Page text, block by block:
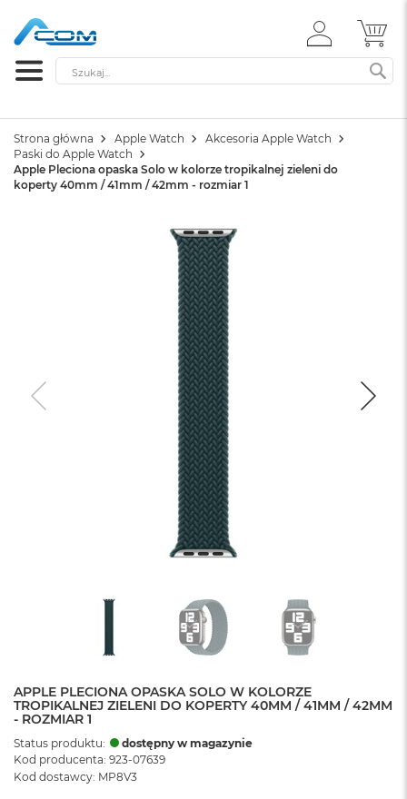
ZALOGUJ
SIĘ
Szukaj
Strona główna Apple Watch
Akcesoria Apple Watch
Paski do Apple Watch
Apple Pleciona opaska Solo w kolorze tropikalnej zieleni do
koperty 40mm / 41mm / 42mm - rozmiar 1
APPLE PLECIONA OPASKA SOLO W KOLORZE
TROPIKALNEJ ZIELENI DO KOPERTY 40MM / 41MM / 42MM
- ROZMIAR 1
Status produktu:
dostępny w magazynie
Kod producenta: 923-07639
Kod dostawcy: MP8V3